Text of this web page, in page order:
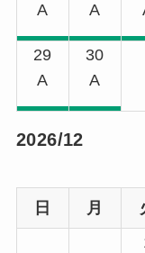
A
A
29
A
30
A
2026/12
日 月